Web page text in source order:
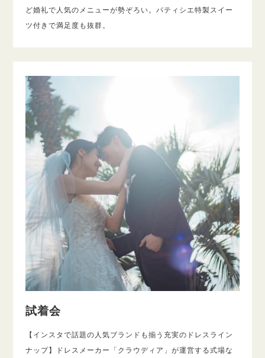
ど婚礼で人気のメニューが勢ぞろい。パティシエ特製スイー
ツ付きで満足度も抜群。
試着会
【インスタで話題の人気ブランドも揃う充実のドレスライン
ナップ】ドレスメーカー「クラウディア」が運営する式場な